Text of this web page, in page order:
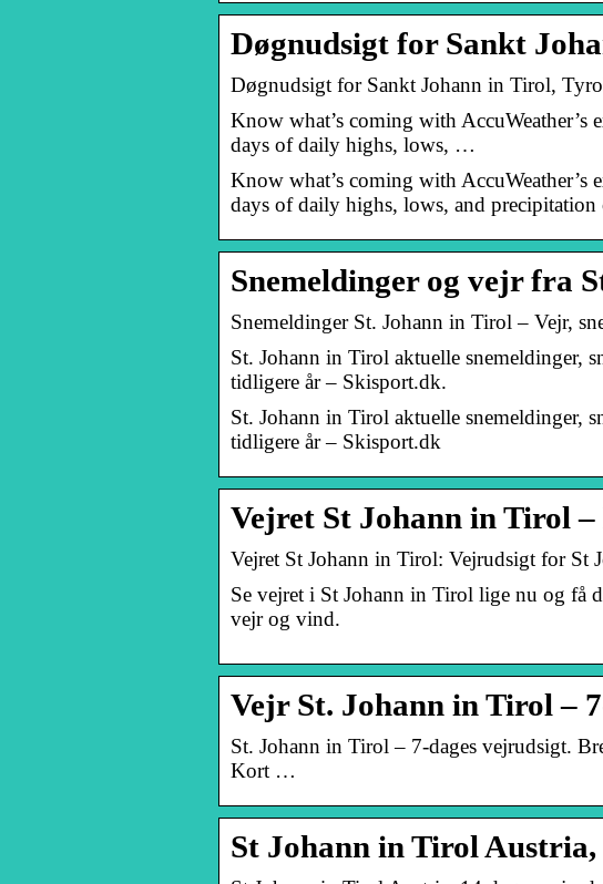
Døgnudsigt for Sankt
Døgnudsigt for Sankt Johann in Tirol,
Know what’s coming with
days of daily highs, lows, …
Know what’s coming with
days of daily highs, lows, and precipitation
Snemeldinger og vejr fra
Snemeldinger St. Johann in Tirol – Vejr,
St. Johann in Tirol aktuelle snemeldinger,
tidligere år – Skisport.dk.
St. Johann in Tirol aktuelle snemeldinger,
tidligere år – Skisport.dk
Vejret St Johann in Tirol
Vejret St Johann in Tirol: Vejrudsigt for St
Se vejret i St Johann in Tirol lige nu og få
vejr og vind.
Vejr St. Johann in Tirol –
St. Johann in Tirol – 7-dages vejrudsigt.
Kort …
St Johann in Tirol